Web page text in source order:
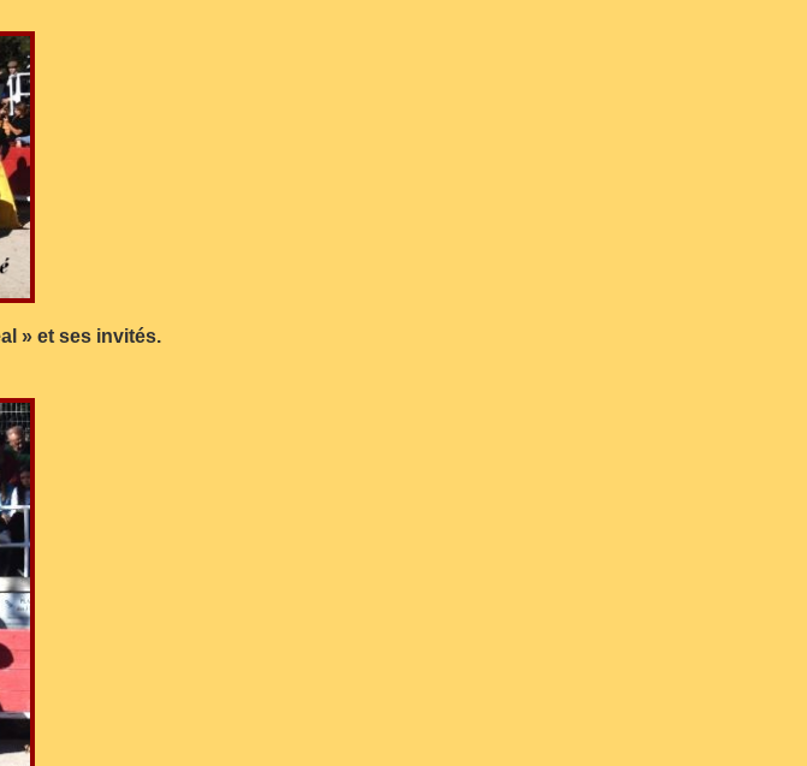
» et ses invités.